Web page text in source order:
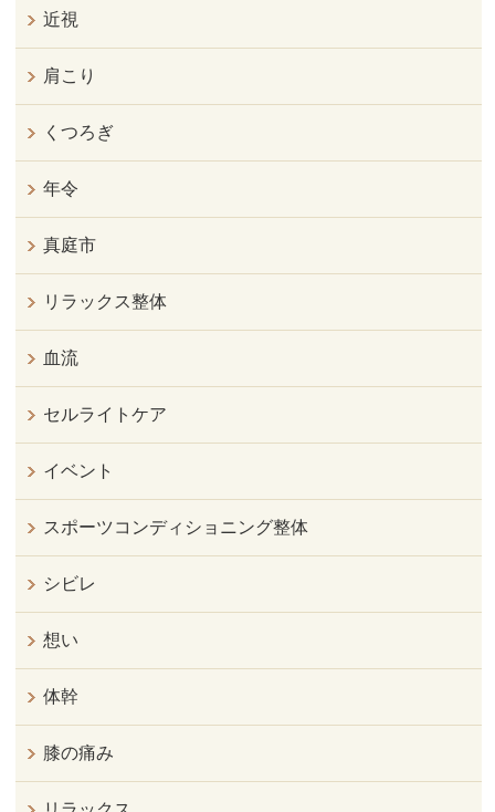
近視
肩こり
くつろぎ
年令
真庭市
リラックス整体
血流
セルライトケア
イベント
スポーツコンディショニング整体
シビレ
想い
体幹
膝の痛み